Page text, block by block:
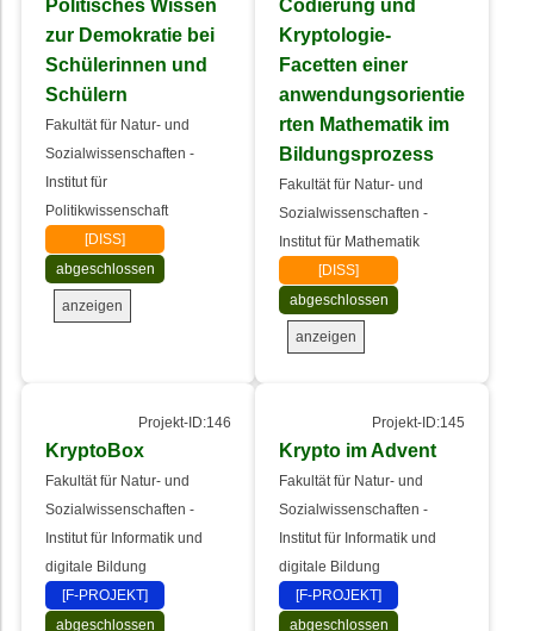
Politisches Wissen
zur Demokratie bei
Schülerinnen und
Schülern
Fakultät für Natur- und
Sozialwissenschaften -
Institut für
Politikwissenschaft
[DISS]
abgeschlossen
anzeigen
Codierung und
Kryptologie-
Facetten einer
anwendungsorientie
rten Mathematik im
Bildungsprozess
Fakultät für Natur- und
Sozialwissenschaften -
Institut für Mathematik
[DISS]
abgeschlossen
anzeigen
Projekt-ID:146
KryptoBox
Fakultät für Natur- und
Sozialwissenschaften -
Institut für Informatik und
digitale Bildung
[F-PROJEKT]
abgeschlossen
Projekt-ID:145
Krypto im Advent
Fakultät für Natur- und
Sozialwissenschaften -
Institut für Informatik und
digitale Bildung
[F-PROJEKT]
abgeschlossen